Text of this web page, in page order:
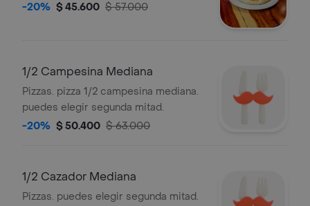
-20% $ 45.600 $ 57.000
1/2 Campesina Mediana
Pizzas. pizza 1/2 campesina mediana.
puedes elegir segunda mitad.
-20% $ 50.400 $ 63.000
1/2 Cazador Mediana
Pizzas. puedes elegir segunda mitad.